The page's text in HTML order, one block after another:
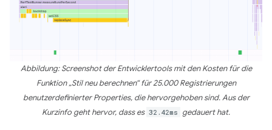
Abbildung: Screenshot der Entwicklertools mit den Kosten für die
Funktion „Stil neu berechnen“ für 25.000 Registrierungen
benutzerdefinierter Properties, die hervorgehoben sind. Aus der
Kurzinfo geht hervor, dass es 32.42ms gedauert hat.